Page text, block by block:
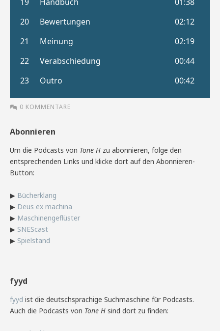
0 KOMMENTARE
Abonnieren
Um die Podcasts von Tone H zu abonnieren, folge den
entsprechenden Links und klicke dort auf den Abonnieren-
Button:
▶ Bücherklang
▶ Deus ex machina
▶ Maschinengeflüster
▶ SNEScast
▶ Spielstand
fyyd
fyyd ist die deutschsprachige Suchmaschine für Podcasts.
Auch die Podcasts von Tone H sind dort zu finden: